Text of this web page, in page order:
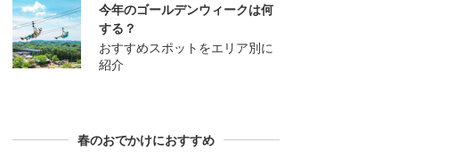
今年のゴールデンウィークは何
する？
おすすめスポットをエリア別に
紹介
春のおでかけにおすすめ